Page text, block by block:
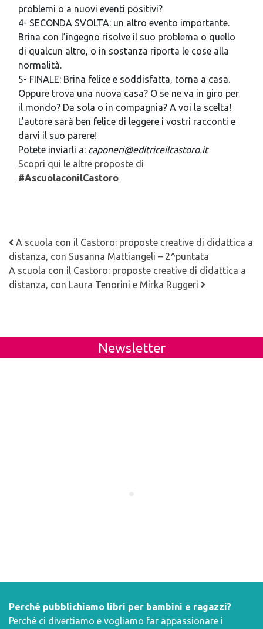
problemi o a nuovi eventi positivi?
4- SECONDA SVOLTA: un altro evento importante.
Brina con l’ingegno risolve il suo problema o quello
di qualcun altro, o in sostanza riporta le cose alla
normalità.
5- FINALE: Brina felice e soddisfatta, torna a casa.
Oppure trova una nuova casa? O se ne va in giro per
il mondo? Da sola o in compagnia? A voi la scelta!
L’autore sarà ben felice di leggere i vostri racconti e
darvi il suo parere!
Potete inviarli a: caponeri@editriceilcastoro.it
Scopri qui le altre proposte di
#AscuolaconilCastoro
Navigazione articoli
A scuola con il Castoro: proposte creative di didattica a
distanza, con Susanna Mattiangeli – 2^puntata
A scuola con il Castoro: proposte creative di didattica a
distanza, con Laura Tenorini e Mirka Ruggeri
Newsletter
Perché pubblichiamo libri per bambini e ragazzi?
Perché ci divertiamo e vogliamo far appassionare i